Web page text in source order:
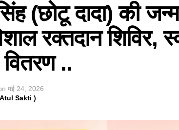
(छोटू दादा) की
रक्तदान शिविर,
..
मई 24, 2026
Sakti )